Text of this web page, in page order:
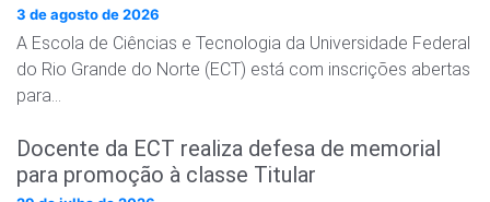
3 de agosto de 2026
A Escola de Ciências e Tecnologia da Universidade Federal
do Rio Grande do Norte (ECT) está com inscrições abertas
para…
Docente da ECT realiza defesa de memorial
para promoção à classe Titular